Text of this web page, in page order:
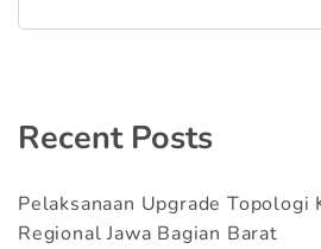
Recent Posts
Pelaksanaan Upgrade Topologi
Regional Jawa Bagian Barat